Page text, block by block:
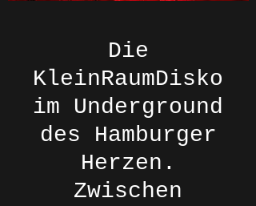
Die
KleinRaumDisko
im Underground
des Hamburger
Herzen.
Zwischen